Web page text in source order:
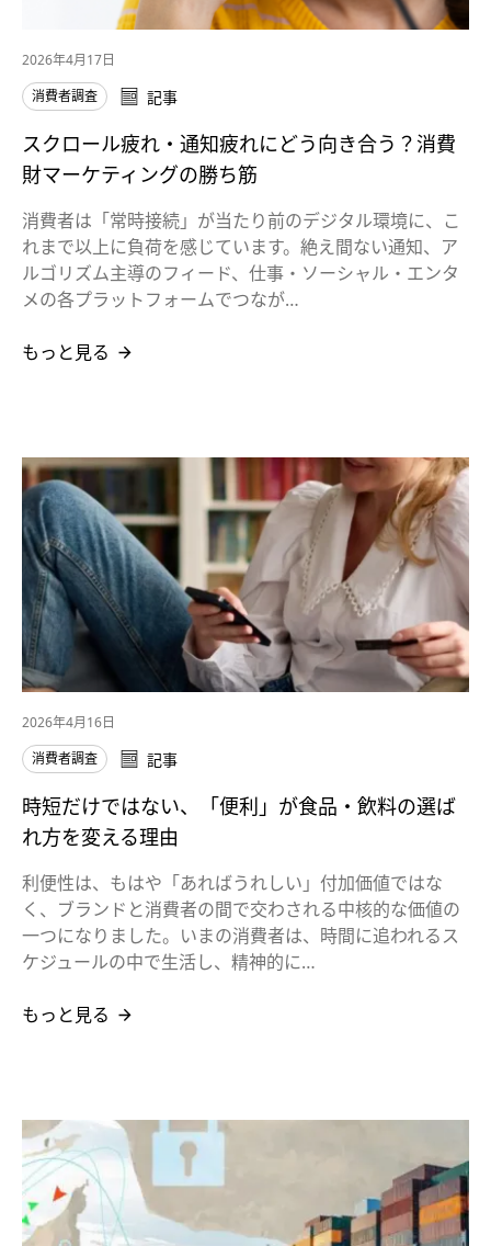
2026年4月17日
消費者調査
記事
スクロール疲れ・通知疲れにどう向き合う？消費
財マーケティングの勝ち筋
消費者は「常時接続」が当たり前のデジタル環境に、こ
れまで以上に負荷を感じています。絶え間ない通知、ア
ルゴリズム主導のフィード、仕事・ソーシャル・エンタ
メの各プラットフォームでつなが…
もっと見る
2026年4月16日
消費者調査
記事
時短だけではない、「便利」が食品・飲料の選ば
れ方を変える理由
利便性は、もはや「あればうれしい」付加価値ではな
く、ブランドと消費者の間で交わされる中核的な価値の
一つになりました。いまの消費者は、時間に追われるス
ケジュールの中で生活し、精神的に…
もっと見る